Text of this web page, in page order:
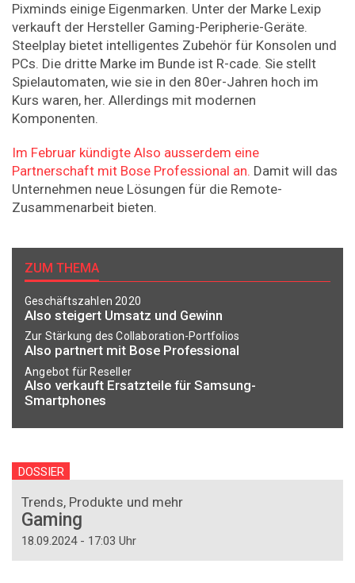
Pixminds einige Eigenmarken. Unter der Marke Lexip
verkauft der Hersteller Gaming-Peripherie-Geräte.
Steelplay bietet intelligentes Zubehör für Konsolen und
PCs. Die dritte Marke im Bunde ist R-cade. Sie stellt
Spielautomaten, wie sie in den 80er-Jahren hoch im
Kurs waren, her. Allerdings mit modernen
Komponenten.
Im Februar kündigte Also ausserdem eine
Partnerschaft mit Bose Professional an. Damit will das
Unternehmen neue Lösungen für die Remote-
Zusammenarbeit bieten.
ZUM THEMA
Geschäftszahlen 2020
Also steigert Umsatz und Gewinn
Zur Stärkung des Collaboration-Portfolios
Also partnert mit Bose Professional
Angebot für Reseller
Also verkauft Ersatzteile für Samsung-
Smartphones
DOSSIER
Trends, Produkte und mehr
Gaming
18.09.2024 - 17:03 Uhr